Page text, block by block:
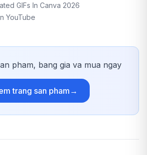
GIFs In Canva 2026
YouTube
pham, bang gia va mua ngay
trang san pham →